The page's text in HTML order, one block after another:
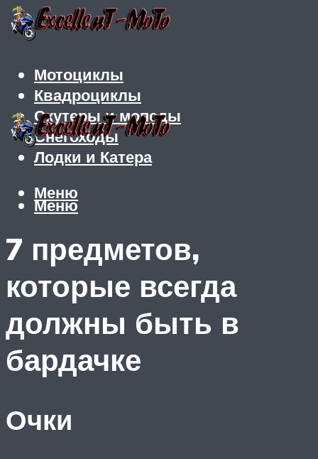
Мотоциклы
Квадроциклы
Скутеры и мопеды
Снегоходы
Лодки и Катера
Меню
Меню
7 предметов,
которые всегда
должны быть в
бардачке
Очки